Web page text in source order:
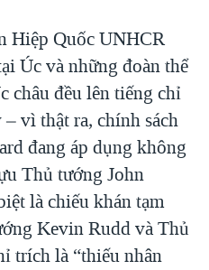
Hiệp Quốc UNHCR
Úc và những đoàn thể
châu đều lên tiếng chỉ
vì thật ra, chính sách
đang áp dụng không
Thủ tướng John
là chiếu khán tạm
Kevin Rudd và Thủ
trích là “thiếu nhân